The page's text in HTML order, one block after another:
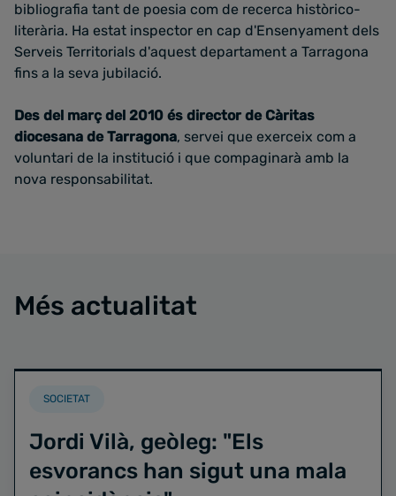
bibliografia tant de poesia com de recerca històrico-
literària. Ha estat inspector en cap d'Ensenyament dels
Serveis Territorials d'aquest departament a Tarragona
fins a la seva jubilació.
Des del març del 2010 és director de Càritas
diocesana de Tarragona, servei que exerceix com a
voluntari de la institució i que compaginarà amb la
nova responsabilitat.
Més actualitat
SOCIETAT
Jordi Vilà, geòleg: "Els
esvorancs han sigut una mala